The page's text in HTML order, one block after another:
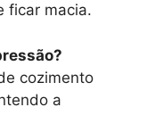
ficar macia.
cozimento
a